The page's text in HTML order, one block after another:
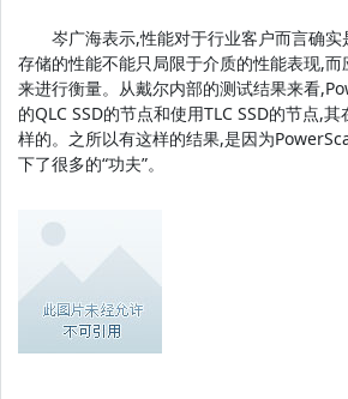
岑广海表示,性能对于行业客户而言确实
存储的性能不能只局限于介质的性能表现,
来进行衡量。从戴尔内部的测试结果来看
的QLC SSD的节点和使用TLC SSD的节点,
样的。之所以有这样的结果,是因为
下了很多的“功夫”。